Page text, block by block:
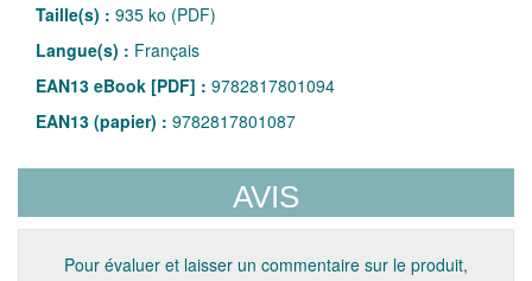
Taille(s) : 935 ko (PDF)
Langue(s) : Français
EAN13 eBook [PDF] : 9782817801094
EAN13 (papier) : 9782817801087
AVIS
Pour évaluer et laisser un commentaire sur le produit,